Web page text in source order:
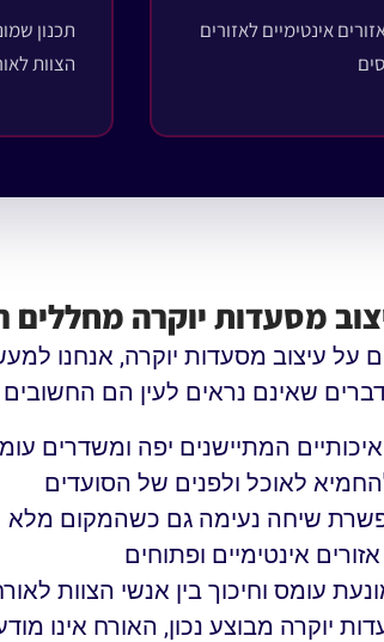
אזורים אינטימיים לאזורים
תכנון
הצוות
מסעדות יוקרה מחללים
על עיצוב מסעדות יוקרה, אנחנו
שאינם נראים לעין הם
המתיישנים יפה ומשדרים
לאוכל ולפנים של הסועדים
שיחה נעימה גם כשהמקום מלא
אינטימיים ופתוחים
עומס וחיכוך בין אנשי הצוות
יוקרה מבוצע נכון, האורח אינו